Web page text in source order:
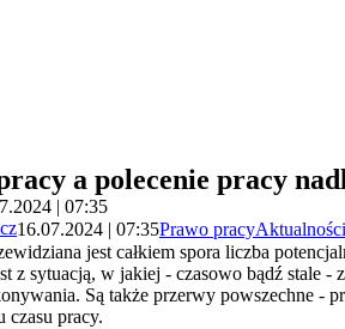
a polecenie pracy
| 07:35
16.07.2024 | 07:35Prawo pracyAktualności
jest całkiem spora liczba
z sytuacją, w jakiej - czasowo bądź stale
Są także przerwy powszechne -
czasu pracy.